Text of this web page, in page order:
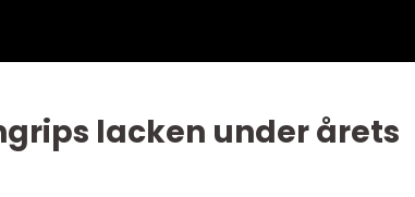
lacken under årets